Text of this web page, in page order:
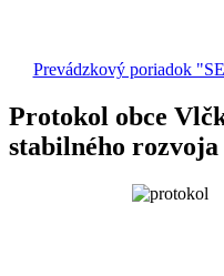
Prevádzkový poriadok
Protokol obce
stabilného rozvoja